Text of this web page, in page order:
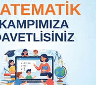
Eğitim
Kampüsü